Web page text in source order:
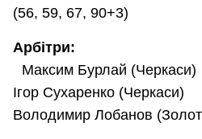
(56, 59, 67, 90+3)
Арбітри:
Максим Бурлай (Черкаси)
Ігор Сухаренко (Черкаси)
Володимир Лобанов